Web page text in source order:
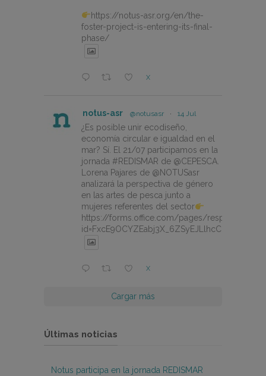
https://notus-asr.org/en/the-
foster-project-is-entering-its-final-
phase/
X
notus-asr @notusasr · 14 Jul
¿Es posible unir ecodiseño,
economía circular e igualdad en el
mar? Sí. El 21/07 participamos en la
jornada #REDISMAR de @CEPESCA.
Lorena Pajares de @NOTUSasr
analizará la perspectiva de género
en las artes de pesca junto a
mujeres referentes del sector
https://forms.office.com/pages/
X
Cargar más
Últimas noticias
Notus participa en la jornada REDISMAR